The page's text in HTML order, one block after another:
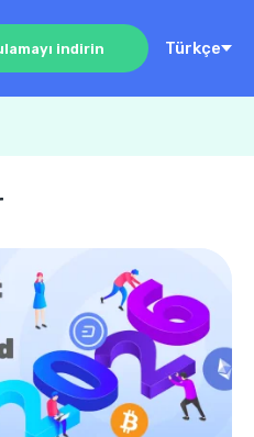
indirin Türkçe